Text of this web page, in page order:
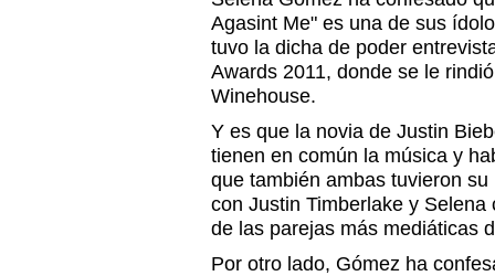
Agasint Me" es una de sus
tuvo la dicha de poder
Awards 2011, donde se le
Winehouse.
Y es que la novia de Justin
tienen en común la música y
que también ambas tuvieron
con Justin Timberlake y
de las parejas más mediáticas
Por otro lado, Gómez ha